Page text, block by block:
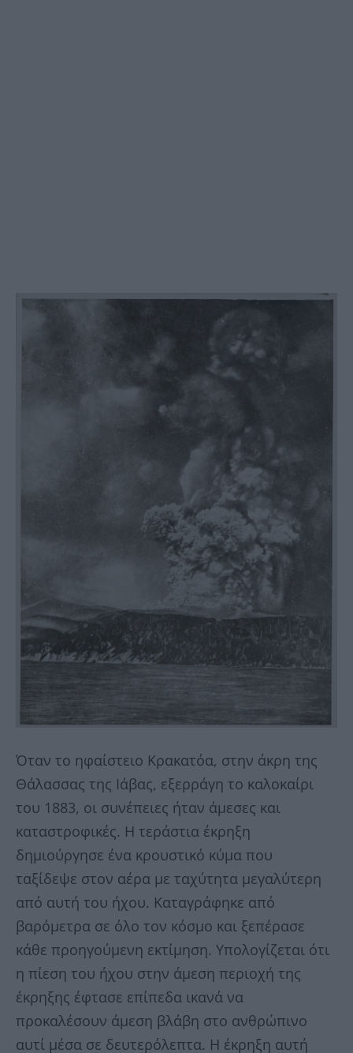
Όταν το ηφαίστειο Κρακατόα, στην άκρη της
Θάλασσας της Ιάβας, εξερράγη το καλοκαίρι
του 1883, οι συνέπειες ήταν άμεσες και
καταστροφικές. Η τεράστια έκρηξη
δημιούργησε ένα κρουστικό κύμα που
ταξίδεψε στον αέρα με ταχύτητα μεγαλύτερη
από αυτή του ήχου. Καταγράφηκε από
βαρόμετρα σε όλο τον κόσμο και ξεπέρασε
κάθε προηγούμενη εκτίμηση. Υπολογίζεται ότι
η πίεση του ήχου στην άμεση περιοχή της
έκρηξης έφτασε επίπεδα ικανά να
προκαλέσουν άμεση βλάβη στο ανθρώπινο
αυτί μέσα σε δευτερόλεπτα. Η έκρηξη αυτή